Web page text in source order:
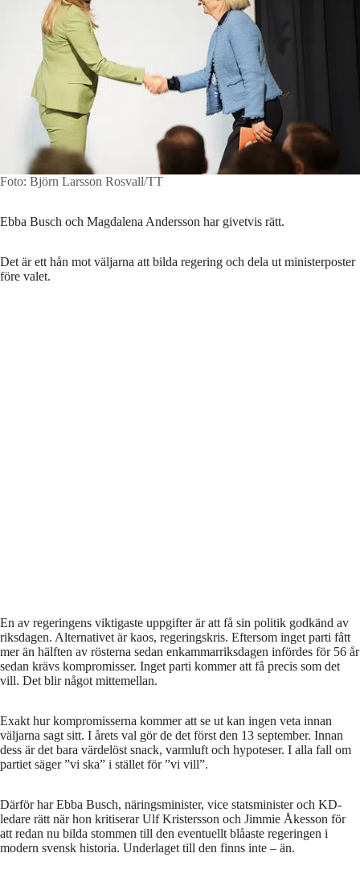
Foto: Björn Larsson Rosvall/TT
Ebba Busch och Magdalena Andersson har givetvis rätt.
Det är ett hån mot väljarna att bilda regering och dela ut ministerposter
före valet.
En av regeringens viktigaste uppgifter är att få sin politik godkänd av
riksdagen. Alternativet är kaos, regeringskris. Eftersom inget parti fått
mer än hälften av rösterna sedan enkammarriksdagen infördes för 56 år
sedan krävs kompromisser. Inget parti kommer att få precis som det
vill. Det blir något mittemellan.
Exakt hur kompromisserna kommer att se ut kan ingen veta innan
väljarna sagt sitt. I årets val gör de det först den 13 september. Innan
dess är det bara värdelöst snack, varmluft och hypoteser. I alla fall om
partiet säger ”vi ska” i stället för ”vi vill”.
Därför har Ebba Busch, näringsminister, vice statsminister och KD-
ledare rätt när hon kritiserar Ulf Kristersson och Jimmie Åkesson för
att redan nu bilda stommen till den eventuellt blåaste regeringen i
modern svensk historia. Underlaget till den finns inte – än.